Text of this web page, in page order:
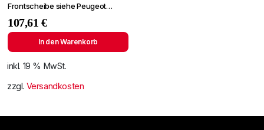
Frontscheibe siehe Peugeot
Partner 96- (2724)
107,61€
In den Warenkorb
inkl. 19 % MwSt.
zzgl. Versandkosten